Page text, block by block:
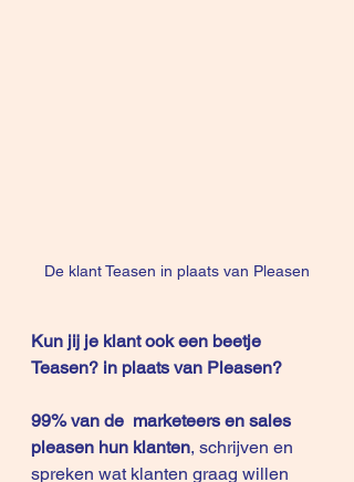
De klant Teasen in plaats van Pleasen
Kun jij je klant ook een beetje
Teasen? in plaats van Pleasen?
99% van de  marketeers en sales
pleasen hun klanten, schrijven en
spreken wat klanten graag willen